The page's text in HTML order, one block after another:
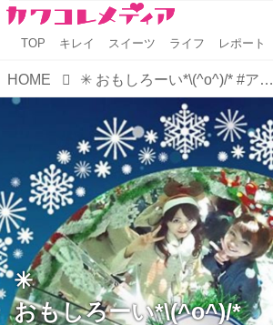
TOP キレイ スイーツ ライフ レポート
HOME ✳︎ おもしろーい*\(^o^)/* #アキュビューストア #acuvue #acuvuestore #表参道 #コンタクト #イベント #blogger #bloggers #life #likes #like4like #likeforlike ...
✳︎
おもしろーい*\(^o^)/*